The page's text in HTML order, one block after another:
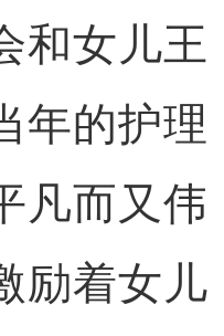
和女儿王
年的护理
凡而又伟
励着女儿